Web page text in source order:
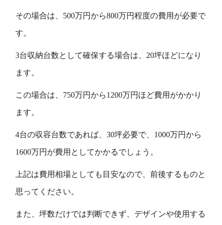
その場合は、500万円から800万円程度の費用が必要で
す。
3台収納台数として確保する場合は、20坪ほどになり
ます。
この場合は、750万円から1200万円ほど費用がかかり
ます。
4台の収容台数であれば、30坪必要で、1000万円から
1600万円が費用としてかかるでしょう。
上記は費用相場としても目安なので、前後するものと
思ってください。
また、坪数だけでは判断できず、デザインや使用する